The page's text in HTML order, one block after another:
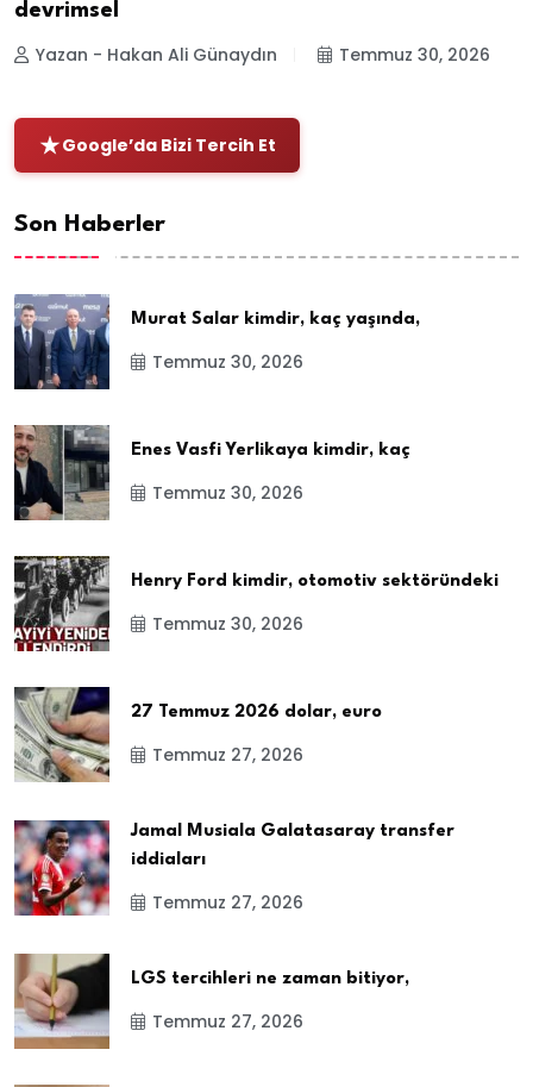
devrimsel
Yazan - Hakan Ali Günaydın Temmuz 30, 2026
Google’da Bizi Tercih Et
Son Haberler
Murat Salar kimdir, kaç yaşında,
Temmuz 30, 2026
Enes Vasfi Yerlikaya kimdir, kaç
Temmuz 30, 2026
Henry Ford kimdir, otomotiv sektöründeki
Temmuz 30, 2026
27 Temmuz 2026 dolar, euro
Temmuz 27, 2026
Jamal Musiala Galatasaray transfer
iddiaları
Temmuz 27, 2026
LGS tercihleri ne zaman bitiyor,
Temmuz 27, 2026